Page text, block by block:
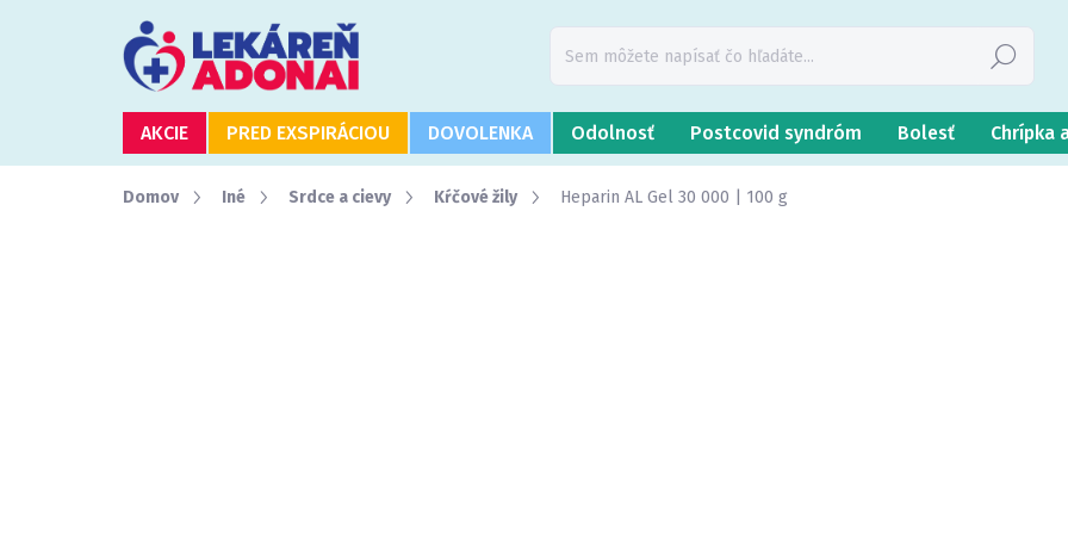
Hľadať
AKCIE PRED EXSPIRÁCIOU DOVOLENKA Odolnosť Postcovid syndróm Bolesť Chrípka
Domov Iné Srdce a cievy Kŕčové žily Heparin AL Gel 30 000 | 100 g